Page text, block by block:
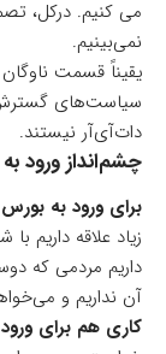
می کنیم. درکل،
نمی‌بینیم.
یقیناً قسمت
سیاست‌های گسترش
دات‌آی‌آر نیستند.
چشم‌انداز ورود
برای ورود به بورس
زیاد علاقه داریم
داریم مردمی که
آن نداریم و
کاری هم برای